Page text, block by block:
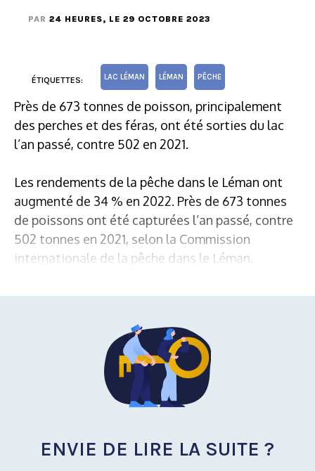
PAR 24 HEURES, LE 29 OCTOBRE 2023
ÉTIQUETTES: LAC LÉMAN LÉMAN PÊCHE
Près de 673 tonnes de poisson, principalement
des perches et des féras, ont été sorties du lac
l’an passé, contre 502 en 2021.
Les rendements de la pêche dans le Léman ont
augmenté de 34 % en 2022. Près de 673 tonnes
de poissons ont été capturées l’an passé, contre
502 tonnes en 2021, selon la Commission
internationale de la pêche dans le Léman.
ENVIE DE LIRE LA SUITE ?